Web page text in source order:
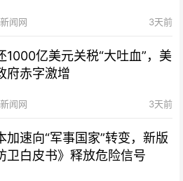
闻网 3天前
1000亿美元关税“大吐血”，美
府赤字激增
闻网 3天前
加速向“军事国家”转变，新版
卫白皮书》释放危险信号